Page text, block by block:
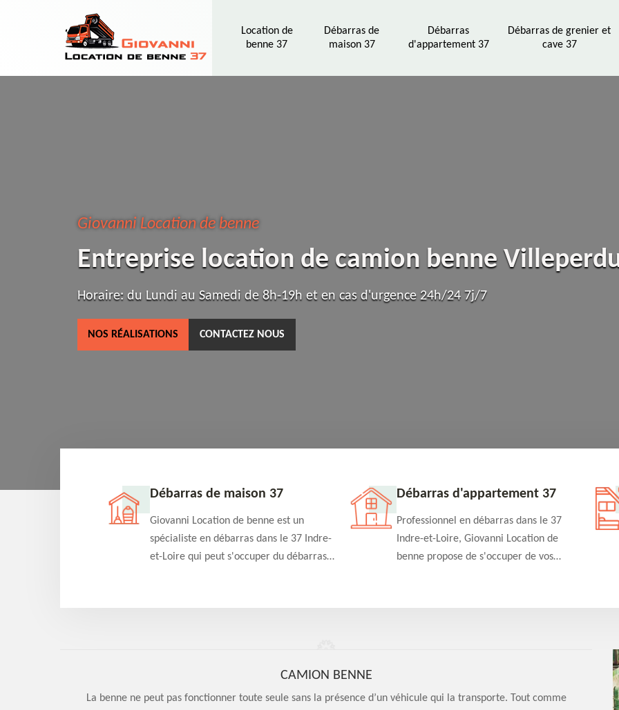
Location de
benne 37
Débarras de
maison 37
Débarras
d'appartement 37
Débarras de grenier et
cave 37
Giovanni Location de benne
Entreprise location de camion benne
Horaire: du Lundi au Samedi de 8h-19h et en cas d'urgence 24h/24 7j/7
NOS RÉALISATIONS CONTACTEZ NOUS
37 Débarras de maison 37
Giovanni Location de benne est un
spécialiste en débarras dans le 37 Indre-
et-Loire qui peut s'occuper du débarras
et efficace
Débarras d'appartement 37
Professionnel en débarras dans le 37
Indre-et-Loire, Giovanni Location de
benne propose de s'occuper de vos
qualité en toute circonstance
CAMION BENNE
La benne ne peut pas fonctionner toute seule sans la présence d’un véhicule qui la transporte. Tout comme